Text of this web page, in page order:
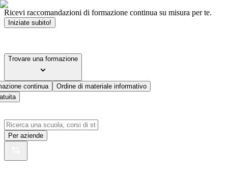
Ricevi raccomandazioni di formazione continua su misura per te.
Iniziate subito!
Trovare una formazione
continua
Ordine di materiale informativo
Per aziende